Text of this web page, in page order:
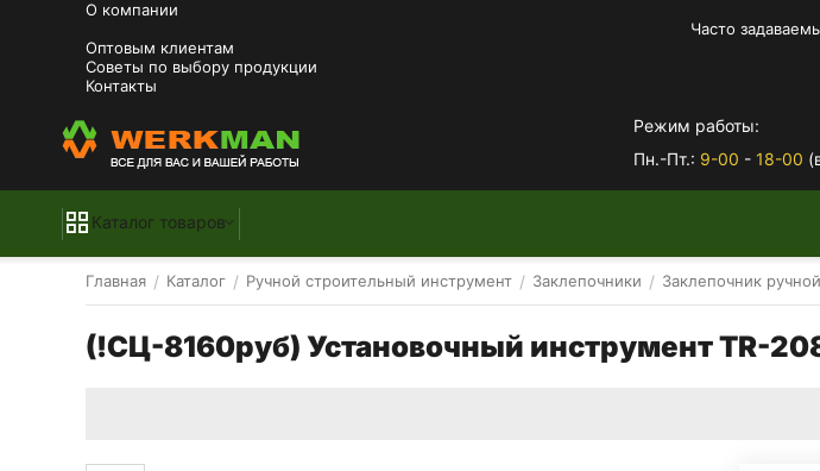
О компании
Часто
Оптовым клиентам
Советы по выбору продукции
Контакты
Режим работы:
Пн.-Пт.: 9-00 - 18-00
Каталог товаров
Главная / Каталог / Ручной строительный инструмент / Заклепочники / Заклепочник ручной
(!СЦ-8160руб) Установочный инструмент TR-